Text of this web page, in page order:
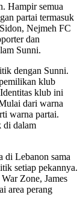
Hampir semua
partai termasuk
Nejmeh FC
dan
Sunni.
dengan Sunni.
klub
klub ini
dari warna
warna partai.
di dalam
di Lebanon sama
setiap pekannya.
Zone, James
area perang